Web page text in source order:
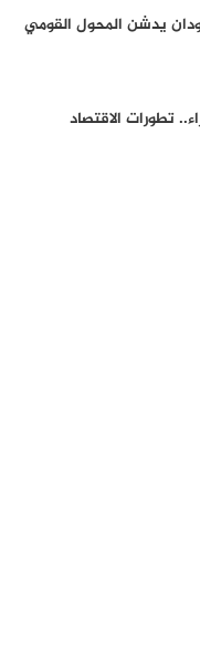
يدشن المحول القومي
تطورات الاقتصاد